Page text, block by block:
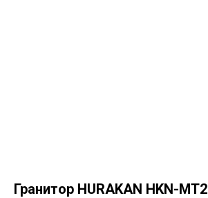
Гранитор HURAKAN HKN-MT2